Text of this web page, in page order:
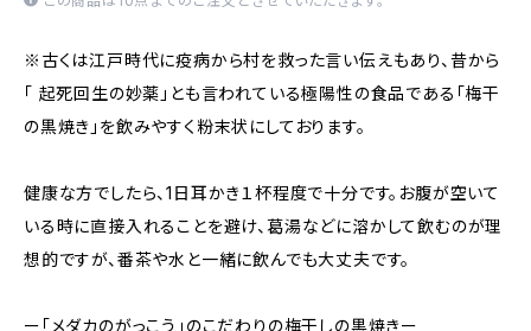
※古くは江戸時代に疫病から村を救った言い伝えもあり、昔から
「 起死回生の妙薬」とも言われている極陽性の食品である「梅干
の黒焼き」を飲みやすく粉末状にしております。
健康な方でしたら、1日耳かき１杯程度で十分です。お腹が空いて
いる時に直接入れることを避け、葛湯などに溶かして飲むのが理
想的ですが、番茶や水と一緒に飲んでも大丈夫です。
ー「メダカのがっこう」のこだわりの梅干しの黒焼きー